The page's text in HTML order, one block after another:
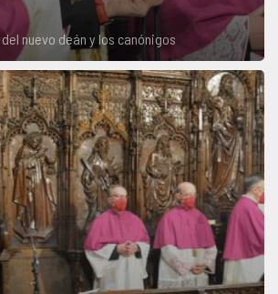
nuevo deán y los canónigos